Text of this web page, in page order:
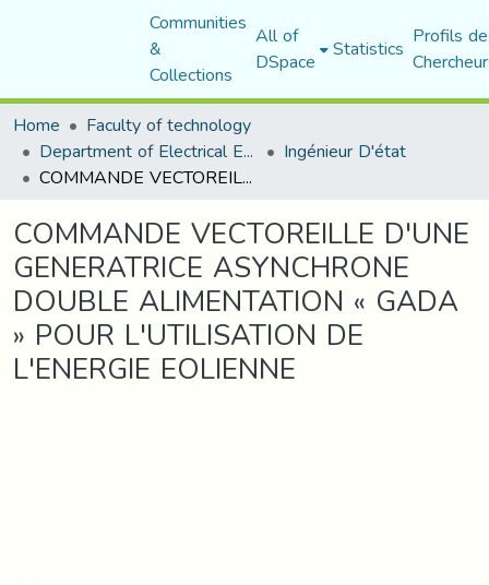
Communities
&
Collections
All of
DSpace Statistics Profils
Home
Faculty of technology
Department of Electrical Engineering Ingénieur D'état
COMMANDE VECTOREILLE D'UNE GENERATRICE ASYNCHRONE DOUBLE ALIMENTATION « GADA » POUR L'UTILISATION DE L'ENERGIE EOLIENNE
COMMANDE VECTOREILLE D'UNE
GENERATRICE ASYNCHRONE
DOUBLE ALIMENTATION « GADA
» POUR L'UTILISATION DE
L'ENERGIE EOLIENNE